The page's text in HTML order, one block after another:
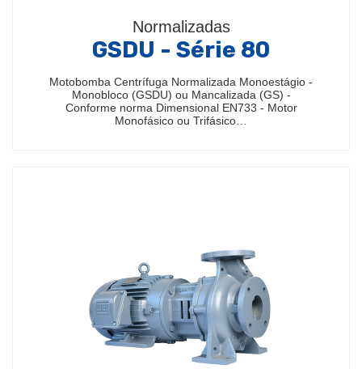
Normalizadas
GSDU - Série 80
Motobomba Centrífuga Normalizada Monoestágio -
Monobloco (GSDU) ou Mancalizada (GS) -
Conforme norma Dimensional EN733 - Motor
Monofásico ou Trifásico…